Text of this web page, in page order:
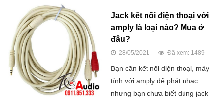
Jack kết nối điện thoại với
amply là loại nào? Mua ở
đâu?
28/05/2021 Đã xem: 1489
Bạn cần kết nối điện thoại, máy
tính với amply để phát nhạc
nhưng bạn chưa biết dùng jack